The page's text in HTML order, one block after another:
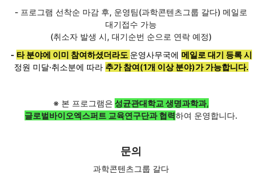
- 프로그램 선착순 마감 후, 운영팀(과학콘텐츠그룹 갈다) 메일로
대기접수 가능
(취소자 발생 시, 대기순번 순으로 연락 예정)
- 타 분야에 이미 참여하셨더라도 운영사무국에 메일로 대기 등록 시
정원 미달·취소분에 따라 추가 참여(1개 이상 분야)가 가능합니다.
※ 본 프로그램은 성균관대학교 생명과학과,
글로벌바이오엑스퍼트 교육연구단과 협력하여 운영합니다.
문의
과학콘텐츠그룹 갈다